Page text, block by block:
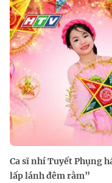
Ca sĩ nhí Tuyết Phụng
lấp lánh đêm rằm”